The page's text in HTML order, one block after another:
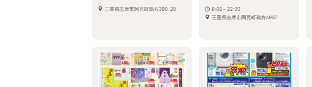
三重県志摩市阿児町鵜方390-20
8:00～22:00
三重県志摩市阿児町鵜方4937